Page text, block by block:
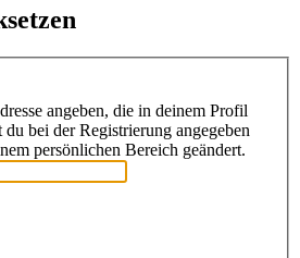
angeben, die in deinem Profil
bei der Registrierung angegeben
persönlichen Bereich geändert.